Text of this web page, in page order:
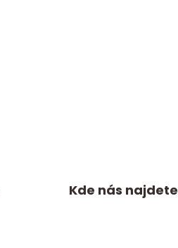
Kde nás najdete